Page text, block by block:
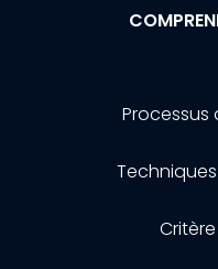
Processus